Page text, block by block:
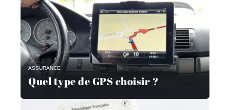
ASSURANCE
Quel type de GPS choisir ?